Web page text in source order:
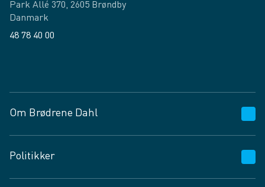
Park Allé 370, 2605 Brøndby
Danmark
48 78 40 00
Om Brødrene Dahl
Vagttelefon 30 10 89 89
Spørgsmål og svar
Politikker